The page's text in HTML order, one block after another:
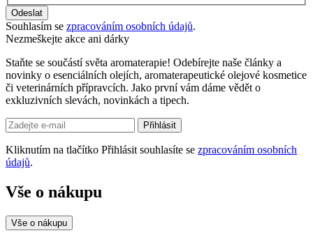
Odeslat
Souhlasím se zpracováním osobních údajů.
Nezmeškejte akce ani dárky
Staňte se součástí světa aromaterapie! Odebírejte naše články a
novinky o esenciálních olejích, aromaterapeutické olejové kosmetice
či veterinárních přípravcích. Jako první vám dáme vědět o
exkluzivních slevách, novinkách a tipech.
Přihlásit
Kliknutím na tlačítko Přihlásit souhlasíte se zpracováním osobních
údajů.
Vše o nákupu
Vše o nákupu